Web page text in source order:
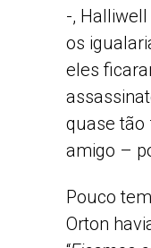
-,
os
eles
quase tão
amigo –
Pouco
Orton